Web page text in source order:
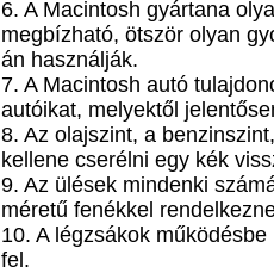
6. A Macintosh gyártana
megbízható, ötször olyan
án használják.
7. A Macintosh autó
autóikat, melyektől
8. Az olajszint, a
kellene cserélni egy kék
9. Az ülések mindenki
méretű fenékkel
10. A légzsákok
fel.